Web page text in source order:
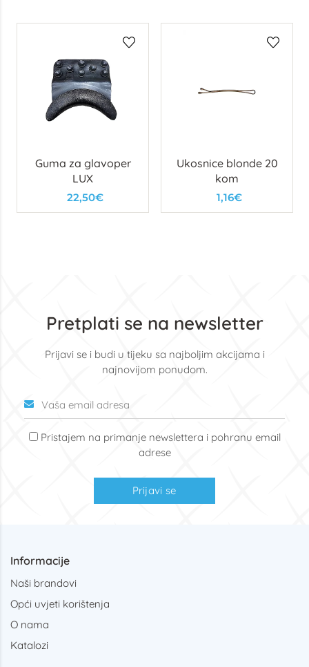
Guma za glavoper
LUX
22,50€
Ukosnice blonde 20
kom
1,16€
Pretplati se na newsletter
Prijavi se i budi u tijeku sa najboljim akcijama i
najnovijom ponudom.
Pristajem na primanje newslettera i pohranu email
adrese
Prijavi se
Informacije
Naši brandovi
Opći uvjeti korištenja
O nama
Katalozi